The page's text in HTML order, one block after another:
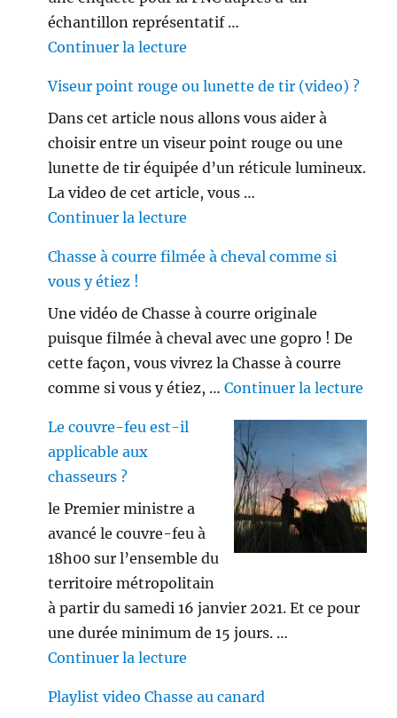
échantillon représentatif …
Continuer la lecture
Viseur point rouge ou lunette de tir (video) ?
Dans cet article nous allons vous aider à
choisir entre un viseur point rouge ou une
lunette de tir équipée d’un réticule lumineux.
La video de cet article, vous …
Continuer la lecture
Chasse à courre filmée à cheval comme si
vous y étiez !
Une vidéo de Chasse à courre originale
puisque filmée à cheval avec une gopro ! De
cette façon, vous vivrez la Chasse à courre
comme si vous y étiez, …Continuer la lecture
Le couvre-feu est-il
applicable aux
chasseurs ?
le Premier ministre a
avancé le couvre-feu à
18h00 sur l’ensemble du
territoire métropolitain
à partir du samedi 16 janvier 2021. Et ce pour
une durée minimum de 15 jours. …
Continuer la lecture
Playlist video Chasse au canard